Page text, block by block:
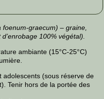
graecum) – graine,
100% végétal).
ambiante (15°C-25°C)
adolescents (sous réserve de
Tenir hors de la portée des